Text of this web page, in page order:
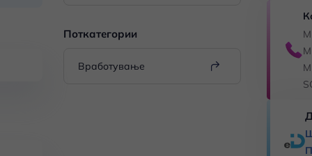
Поткатегории
Вработување